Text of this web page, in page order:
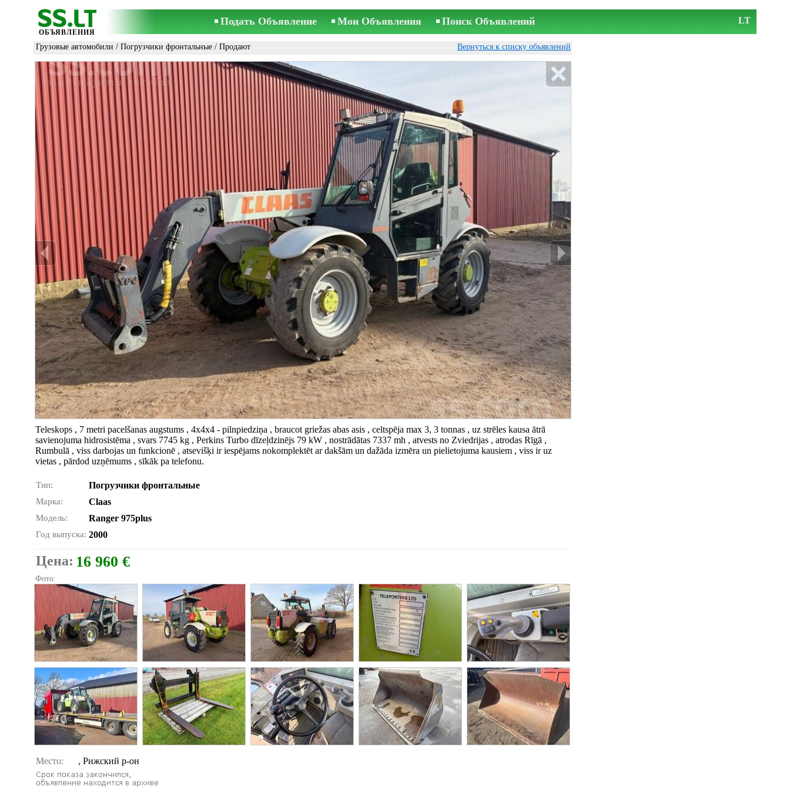
ОБЪЯВЛЕНИЯ
Подать Объявление Мои Объявления Поиск Объявлений LT
Грузовые автомобили / Погрузчики фронтальные / Продают Вернуться к списку объявлений
Teleskops , 7 metri pacelšanas augstums , 4x4x4 - pilnpiedziņa , braucot griežas abas asis , celtspēja max 3, 3 tonnas , uz strēles kausa ātrā
savienojuma hidrosistēma , svars 7745 kg , Perkins Turbo dīzeļdzinējs 79 kW , nostrādātas 7337 mh , atvests no Zviedrijas , atrodas Rīgā ,
Rumbulā , viss darbojas un funkcionē , atsevišķi ir iespējams nokomplektēt ar dakšām un dažāda izmēra un pielietojuma kausiem , viss ir uz
vietas , pārdod uzņēmums , sīkāk pa telefonu.
Тип: Погрузчики фронтальные
Марка: Claas
Модель: Ranger 975plus
Год выпуска: 2000
Цена: 16 960 €
Фото:
Место: , Рижский р-он